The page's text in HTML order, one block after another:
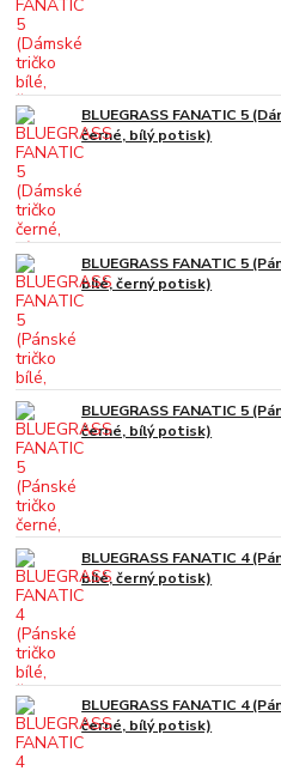
BLUEGRASS FANATIC 5
černé, bílý potisk)
BLUEGRASS FANATIC 5
bílé, černý potisk)
BLUEGRASS FANATIC 5
černé, bílý potisk)
BLUEGRASS FANATIC 4
bílé, černý potisk)
BLUEGRASS FANATIC 4
černé, bílý potisk)